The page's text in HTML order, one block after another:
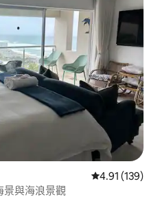
從 139 則評價
4.91 (139)
景與海浪景觀